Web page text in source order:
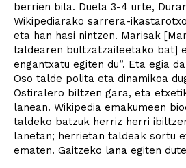
berrien bila. Duela 3-4 urte,
Wikipediarako sarrera-
eta han hasi nintzen. Marisak
taldearen bultzatzaileetako bat]
engantxatu egiten du”. Eta egia
Oso talde polita eta dinamikoa
Ostiralero biltzen gara, eta
lanean. Wikipedia emakumeen
taldeko batzuk herriz herri
lanetan; herrietan taldeak sortu
ematen. Gaitzeko lana egiten